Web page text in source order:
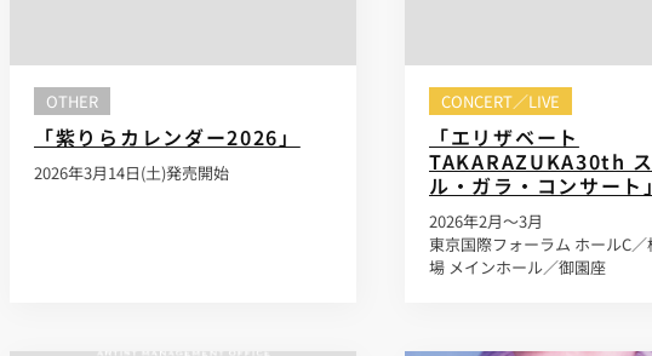
OTHER
「紫りらカレンダー2026」
2026年3月14日(土)発売開始
CONCERT／LIVE
「エリザベート
TAKARAZUKA30th
ル・ガラ・コンサート
2026年2月～3月
東京国際フォーラム ホールC
場 メインホール／御園座